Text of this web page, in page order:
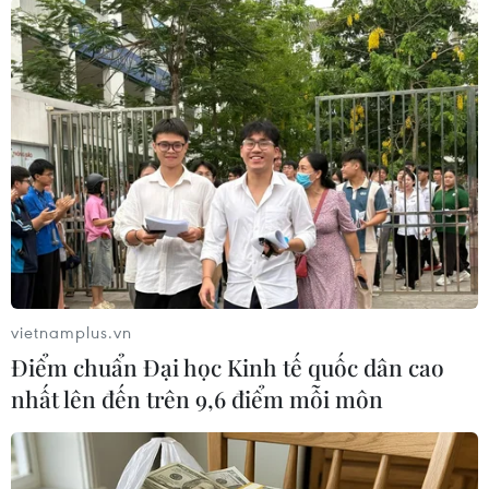
định, dẫn đến các hộ gia đình, cá nhân lợi dụng
việc cơ quan có thẩm quyền cho tách thửa đất ở
trên diện tích được chuyển mục đích sử dụng
đất trái quy định; phân lô nền đất, thực hiện
việc chuyển nhượng quyền sử dụng đất ở nông
thôn rất nhiều trên địa bàn các xã Thiện
Nghiệp, Phong Nẫm, Tiến Lợi.
Các cá nhân chuyển nhượng đất ở nộp tiền sử
dụng đất thấp hơn so với quy định, gây thiệt hại
cho ngân sách Nhà nước.
Kết luận thanh tra nêu rõ việc Ủy ban Nhân dân
thành phố Phan Thiết cho chuyển mục đích sử
dụng đất từ đất nông nghiệp trồng cây hàng
năm, cây lâu năm sang đất ở nông thôn trái với
các quy định pháp luật, làm phá vỡ quy hoạch
vietnamplus.vn
Điểm chuẩn Đại học Kinh tế quốc dân cao
nhất lên đến trên 9,6 điểm mỗi môn